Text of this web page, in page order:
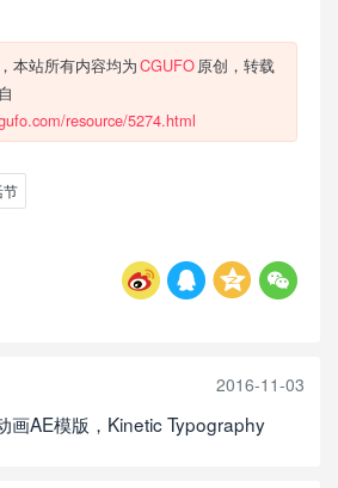
本站所有内容均为CGUFO 原创，转载
resource/5274.html
节
2016-11-03
画AE模版，Kinetic Typography